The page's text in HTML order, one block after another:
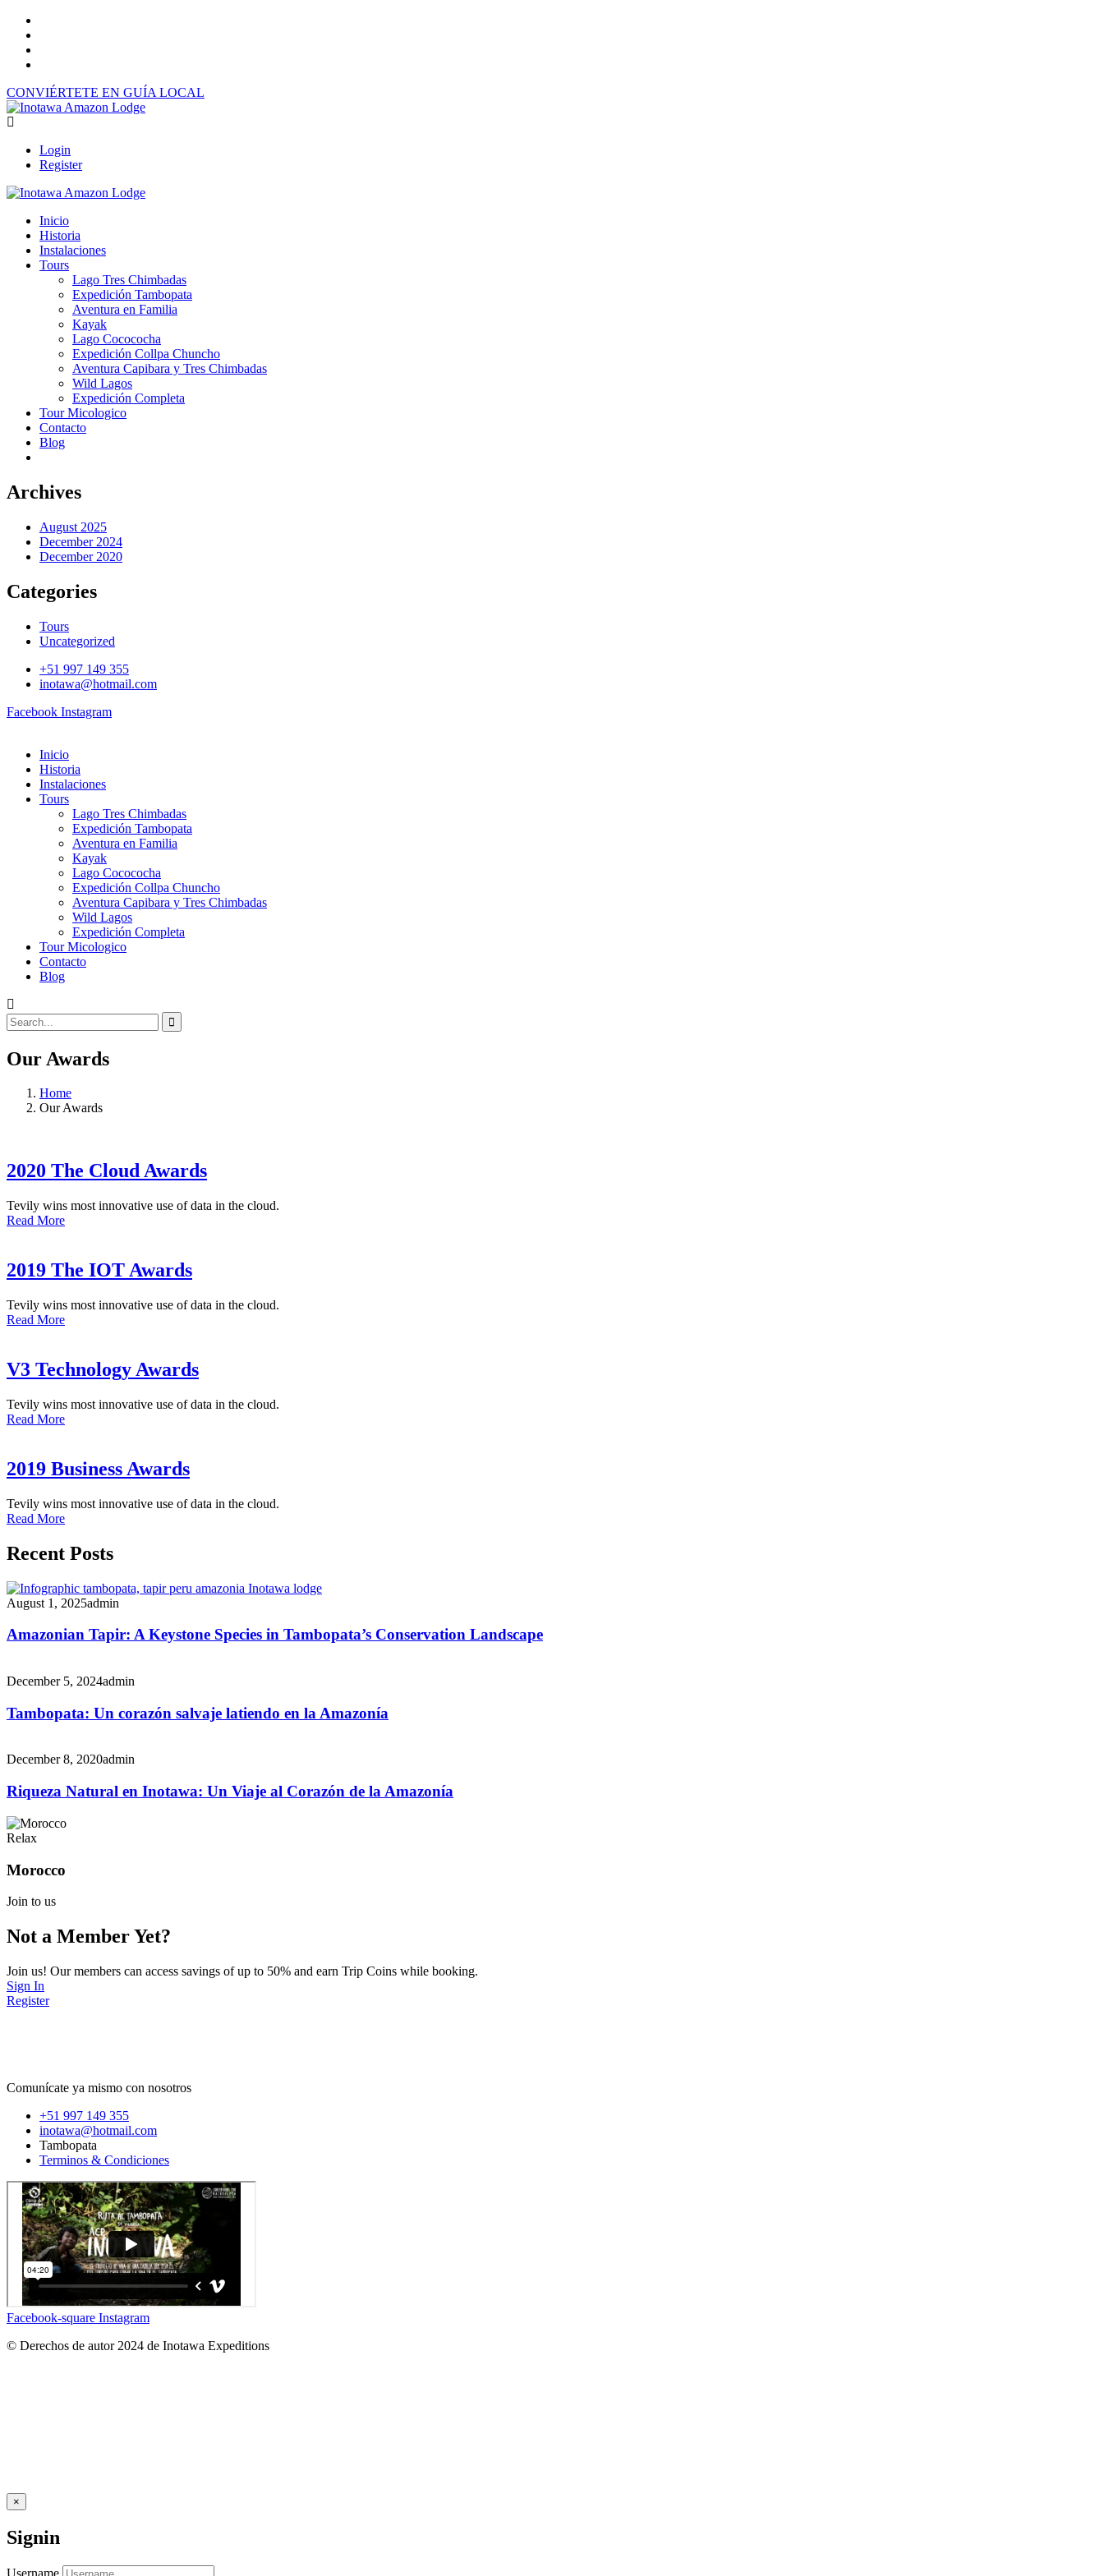
CONVIÉRTETE EN GUÍA LOCAL
Login
Register
Inicio
Historia
Instalaciones
Tours
Lago Tres Chimbadas
Expedición Tambopata
Aventura en Familia
Kayak
Lago Cocococha
Expedición Collpa Chuncho
Aventura Capibara y Tres Chimbadas
Wild Lagos
Expedición Completa
Tour Micologico
Contacto
Blog
Archives
August 2025
December 2024
December 2020
Categories
Tours
Uncategorized
+51 997 149 355
inotawa@hotmail.com
Facebook Instagram
Inicio
Historia
Instalaciones
Tours
Lago Tres Chimbadas
Expedición Tambopata
Aventura en Familia
Kayak
Lago Cocococha
Expedición Collpa Chuncho
Aventura Capibara y Tres Chimbadas
Wild Lagos
Expedición Completa
Tour Micologico
Contacto
Blog
Our Awards
Home
Our Awards
2020 The Cloud Awards
Tevily wins most innovative use of data in the cloud.
Read More
2019 The IOT Awards
Tevily wins most innovative use of data in the cloud.
Read More
V3 Technology Awards
Tevily wins most innovative use of data in the cloud.
Read More
2019 Business Awards
Tevily wins most innovative use of data in the cloud.
Read More
Recent Posts
August 1, 2025admin
Amazonian Tapir: A Keystone Species in Tambopata’s Conservation Landscape
December 5, 2024admin
Tambopata: Un corazón salvaje latiendo en la Amazonía
December 8, 2020admin
Riqueza Natural en Inotawa: Un Viaje al Corazón de la Amazonía
Relax
Morocco
Join to us
Not a Member Yet?
Join us! Our members can access savings of up to 50% and earn Trip Coins while booking.
Sign In
Register
Comunícate ya mismo con nosotros
+51 997 149 355
inotawa@hotmail.com
Tambopata
Terminos & Condiciones
Facebook-square Instagram
© Derechos de autor 2024 de Inotawa Expeditions
×
Signin
Username